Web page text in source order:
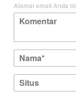
Alamat email Anda